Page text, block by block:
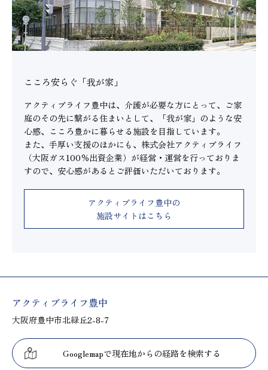
こころ安らぐ「我が家」
アクティブライフ豊中は、介護が必要な方にとって、ご家
庭のその先に繋がる住まいとして、「我が家」のような安
心感、こころ豊かに暮らせる施設を目指しています。
また、手厚い支援のほかにも、株式会社アクティブライフ
（大阪ガス100％出資企業）が経営・運営を行っておりま
すので、安心感があるとご評価いただいております。
アクティブライフ豊中の
施設サイトはこちら
アクティブライフ豊中
大阪府豊中市北緑丘2-8-7
Googlemapで現在地からの経路を検索する